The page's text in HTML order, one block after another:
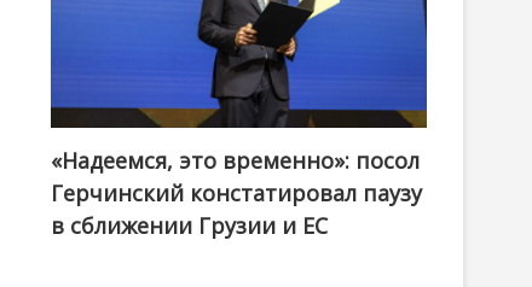
«Надеемся, это временно»: посол
Герчинский констатировал паузу
в сближении Грузии и ЕС